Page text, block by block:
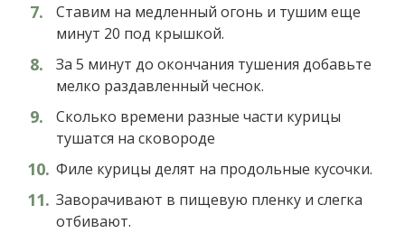
Ставим на медленный огонь и тушим еще
минут 20 под крышкой.
За 5 минут до окончания тушения добавьте
мелко раздавленный чеснок.
Сколько времени разные части курицы
тушатся на сковороде
Филе курицы делят на продольные кусочки.
Заворачивают в пищевую пленку и слегка
отбивают.